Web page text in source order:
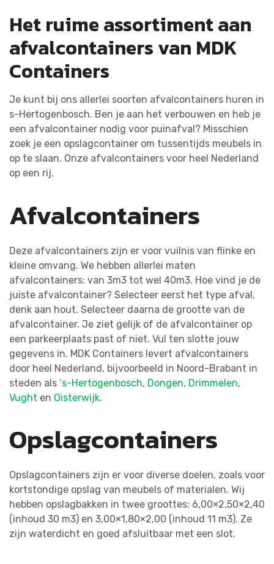
Het ruime assortiment aan
afvalcontainers van MDK
Containers
Je kunt bij ons allerlei soorten afvalcontainers huren in
s-Hertogenbosch. Ben je aan het verbouwen en heb je
een afvalcontainer nodig voor puinafval? Misschien
zoek je een opslagcontainer om tussentijds meubels in
op te slaan. Onze afvalcontainers voor heel Nederland
op een rij.
Afvalcontainers
Deze afvalcontainers zijn er voor vuilnis van flinke en
kleine omvang. We hebben allerlei maten
afvalcontainers: van 3m3 tot wel 40m3. Hoe vind je de
juiste afvalcontainer? Selecteer eerst het type afval,
denk aan hout. Selecteer daarna de grootte van de
afvalcontainer. Je ziet gelijk of de afvalcontainer op
een parkeerplaats past of niet. Vul ten slotte jouw
gegevens in. MDK Containers levert afvalcontainers
door heel Nederland, bijvoorbeeld in Noord-Brabant in
steden als ‘s-Hertogenbosch, Dongen, Drimmelen,
Vught en Oisterwijk.
Opslagcontainers
Opslagcontainers zijn er voor diverse doelen, zoals voor
kortstondige opslag van meubels of materialen. Wij
hebben opslagbakken in twee groottes: 6,00×2,50×2,40
(inhoud 30 m3) en 3,00×1,80×2,00 (inhoud 11 m3). Ze
zijn waterdicht en goed afsluitbaar met een slot.